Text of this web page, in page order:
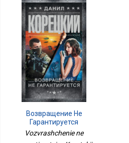
Возвращение Не
Гарантируется
Vozvrashchenie ne